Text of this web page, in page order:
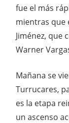
fue el más
mientras que
Jiménez, que
Warner
Mañana se
Turrucares,
es la etapa
un ascenso